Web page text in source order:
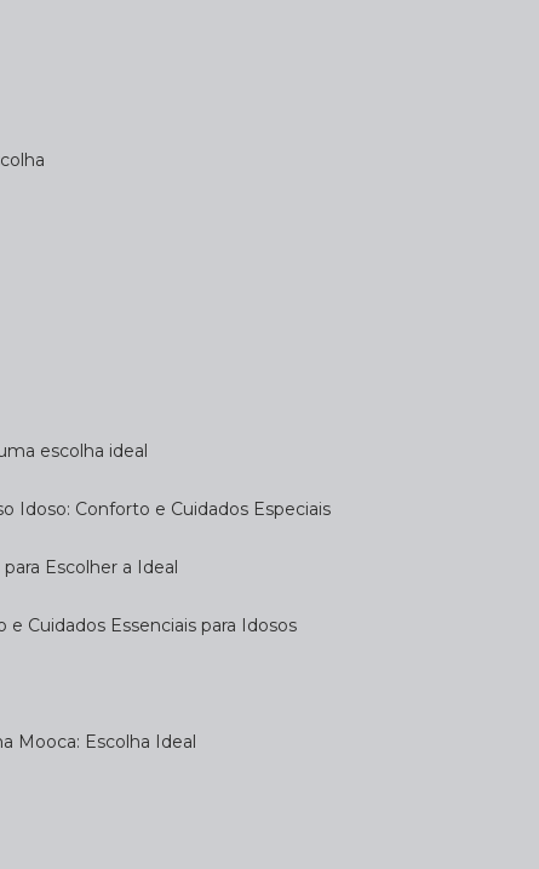
escolha ideal
Idoso: Conforto e Cuidados Especiais
Escolher a Ideal
e Cuidados Essenciais para Idosos
Mooca: Escolha Ideal